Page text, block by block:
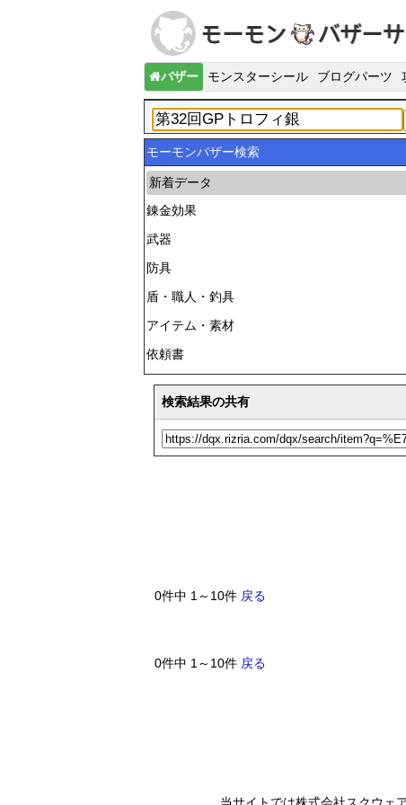
バザー モンスターシール ブログパーツ
モーモンバザー検索
新着データ
錬金効果
武器
防具
盾・職人・釣具
アイテム・素材
依頼書
検索結果の共有
0件中 1～10件 戻る
0件中 1～10件 戻る